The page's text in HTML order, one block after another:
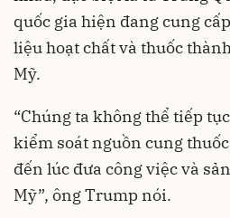
quốc gia hiện đang cung
liệu hoạt chất và thuốc
Mỹ.
“Chúng ta không thể tiếp
kiểm soát nguồn cung
đến lúc đưa công việc và
Mỹ”, ông Trump nói.